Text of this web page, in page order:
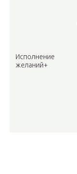
Исполнение
желаний+